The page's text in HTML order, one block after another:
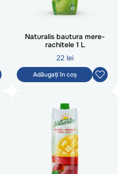
Naturalis bautura mere-
rachitele 1 L
22 lei
Adăugați în coș